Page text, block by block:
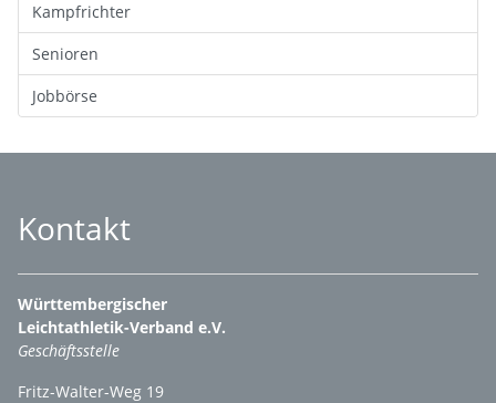
Kampfrichter
Senioren
Jobbörse
Kontakt
Württembergischer
Leichtathletik-Verband e.V.
Geschäftsstelle
Fritz-Walter-Weg 19